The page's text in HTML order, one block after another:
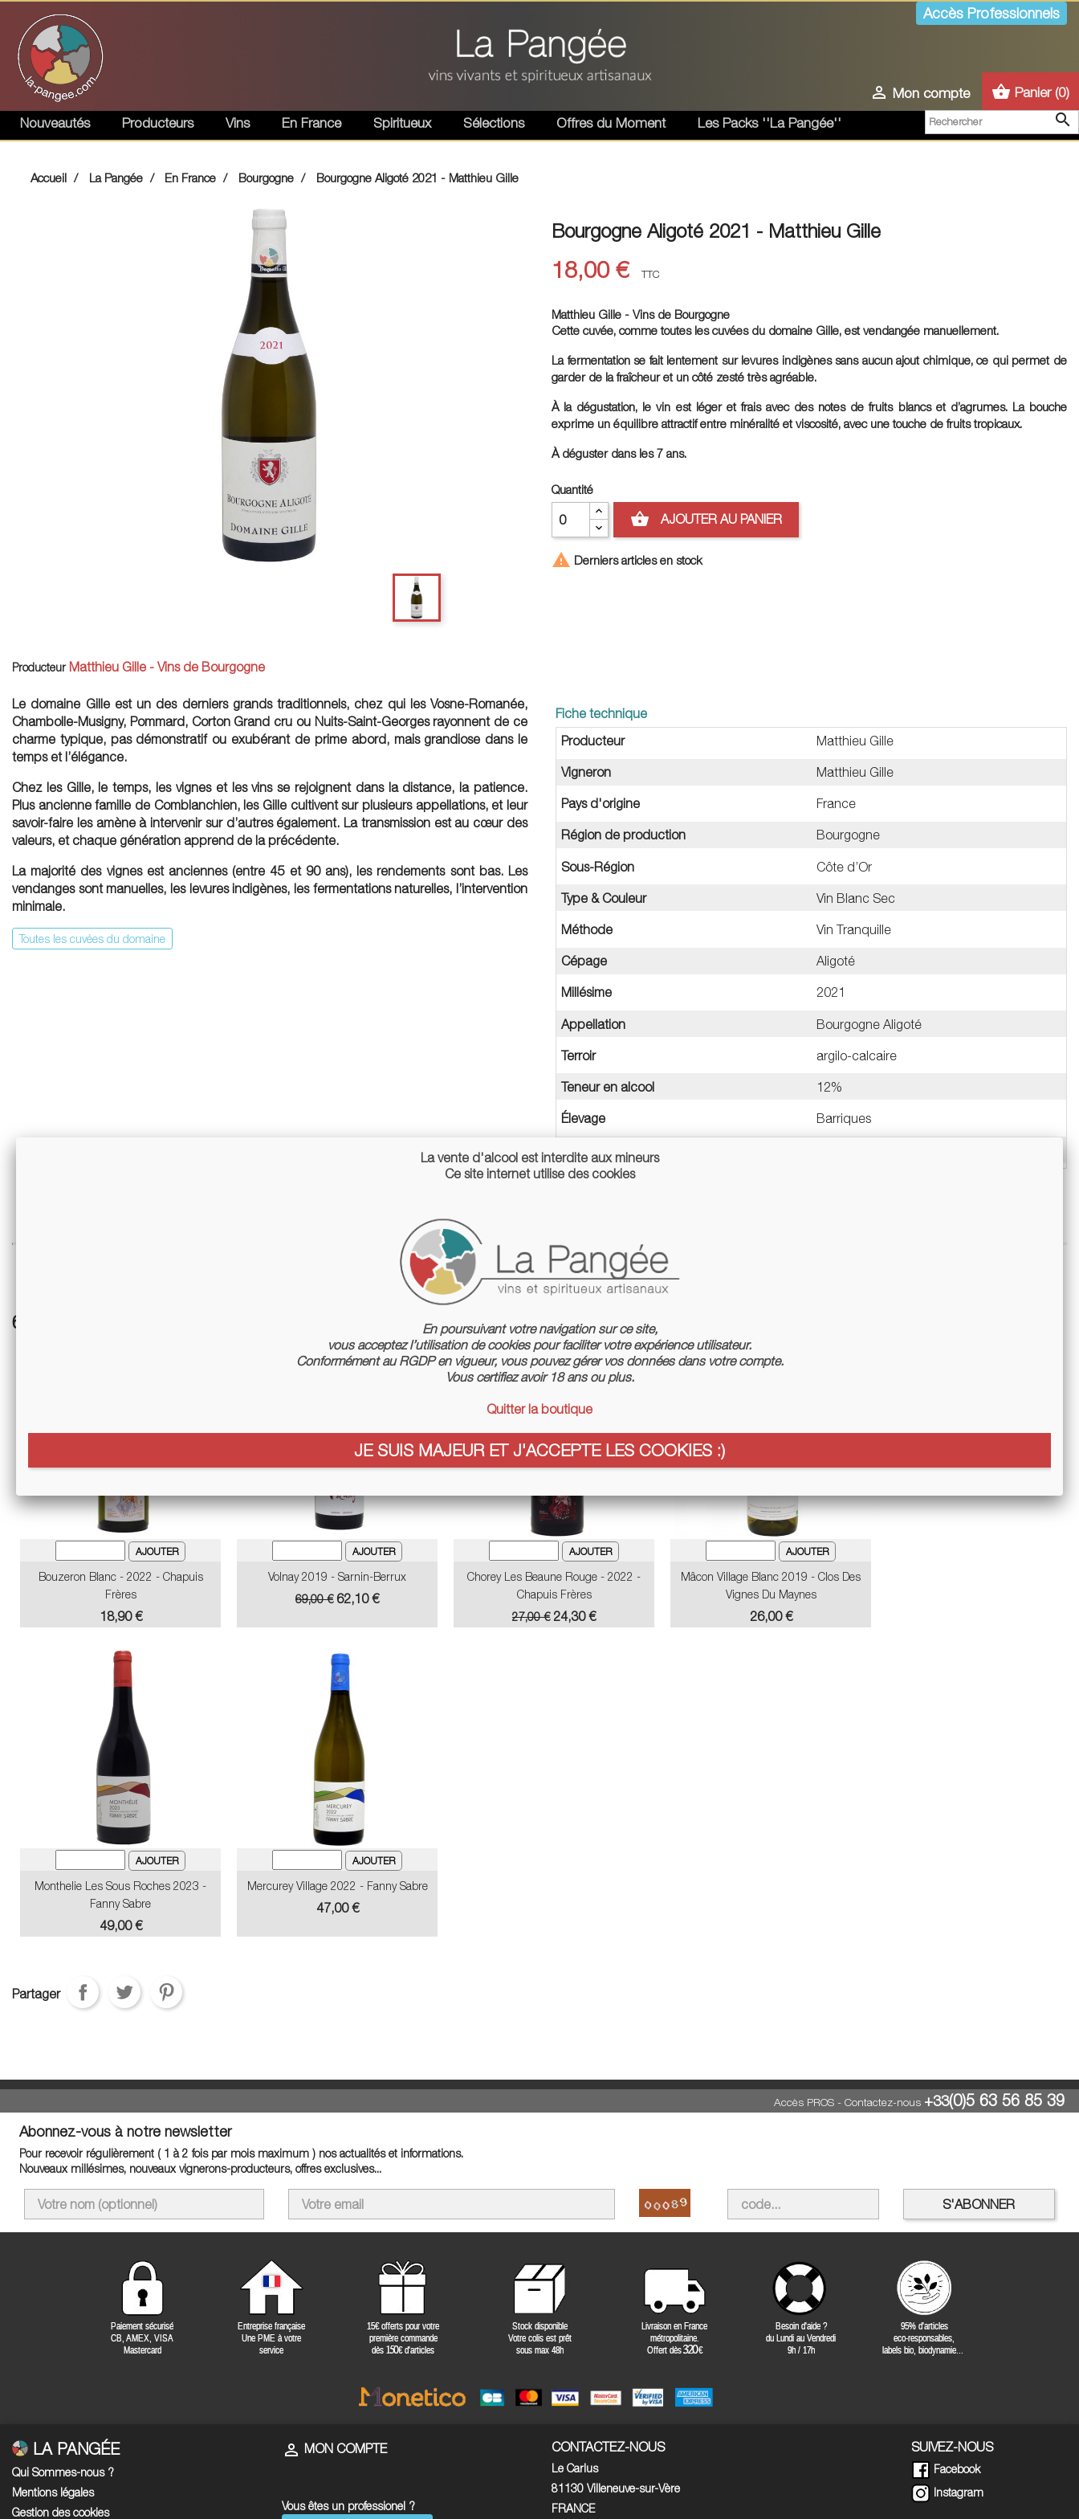
Accès Professionnels
 Mon compte shopping_basket Panier (0)

Nouveautés Producteurs Vins En France Spiritueux Sélections Offres du Moment Les Packs ''La Pangée''
Accueil La Pangée En France Bourgogne Bourgogne Aligoté 2021 - Matthieu Gille
Bourgogne Aligoté 2021 - Matthieu Gille
18,00 € TTC
Matthieu Gille - Vins de Bourgogne
Cette cuvée, comme toutes les cuvées du domaine Gille, est vendangée manuellement.
La fermentation se fait lentement sur levures indigènes sans aucun ajout chimique, ce qui permet de
garder de la fraîcheur et un côté zesté très agréable.
À la dégustation, le vin est léger et frais avec des notes de fruits blancs et d’agrumes. La bouche
exprime un équilibre attractif entre minéralité et viscosité, avec une touche de fruits tropicaux.
À déguster dans les 7 ans.
Quantité
shopping_basket AJOUTER AU PANIER
 Derniers articles en stock
Producteur Matthieu Gille - Vins de Bourgogne
Le domaine Gille est un des derniers grands traditionnels, chez qui les Vosne-Romanée,
Chambolle-Musigny, Pommard, Corton Grand cru ou Nuits-Saint-Georges rayonnent de ce
charme typique, pas démonstratif ou exubérant de prime abord, mais grandiose dans le
temps et l’élégance.
Chez les Gille, le temps, les vignes et les vins se rejoignent dans la distance, la patience.
Plus ancienne famille de Comblanchien, les Gille cultivent sur plusieurs appellations, et leur
savoir-faire les amène à intervenir sur d’autres également. La transmission est au cœur des
valeurs, et chaque génération apprend de la précédente.
La majorité des vignes est anciennes (entre 45 et 90 ans), les rendements sont bas. Les
vendanges sont manuelles, les levures indigènes, les fermentations naturelles, l’intervention
minimale.
Toutes les cuvées du domaine
Fiche technique
Producteur
Matthieu Gille
Vigneron Matthieu Gille
Pays d'origine France
Région de production Bourgogne
Sous-Région Côte d’Or
Type & Couleur Vin Blanc Sec
Méthode Vin Tranquille
Cépage Aligoté
Millésime 2021
Appellation Bourgogne Aligoté
Terroir argilo-calcaire
Teneur en alcool 12%
Élevage Barriques
Conditionnement
6 autres références associées :
Bouzeron Blanc - 2022 - Chapuis
Frères
Prix
18,90 €
Volnay 2019 - Sarnin-Berrux
Prix
base
69,00 € Prix
62,10 €
Chorey Les Beaune Rouge - 2022 -
Chapuis Frères
Prix
de
27,00 €
-10%
Prix
24,30 €
Mâcon Village Blanc 2019 - Clos Des
Vignes Du Maynes
Prix
26,00 €
Monthelie Les Sous Roches 2023 -
Fanny Sabre
Prix
49,00 €
Mercurey Village 2022 - Fanny Sabre
Prix
47,00 €
Partager
Accès PROS- Contactez-nous +33(0)5 63 56 85 39
Abonnez-vous à notre newsletter
Pour recevoir régulièrement ( 1 à 2 fois par mois maximum ) nos actualités et informations.
Nouveaux millésimes, nouveaux vignerons-producteurs, offres exclusives...
LA PANGÉE
Qui Sommes-nous ?
Mentions légales
Gestion des cookies
 MON COMPTE
Vous êtes un professionel ?
CONTACTEZ-NOUS
Le Carlus
81130 Villeneuve-sur-Vère
FRANCE
SUIVEZ-NOUS
Facebook
Instagram
La vente d'alcool est interdite aux mineurs
Ce site internet utilise des cookies
En poursuivant votre navigation sur ce site,
vous acceptez l’utilisation de cookies pour faciliter votre expérience utilisateur.
Conformément au RGDP en vigueur, vous pouvez gérer vos données dans votre compte.
Vous certifiez avoir 18 ans ou plus.
Quitter la boutique
JE SUIS MAJEUR ET J'ACCEPTE LES COOKIES :)